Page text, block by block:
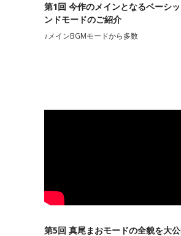
第1回 今作のメインとなるベーシ
ンドモードのご紹介
♪メインBGMモードから多数
第5回 真尾まおモードの全貌を大